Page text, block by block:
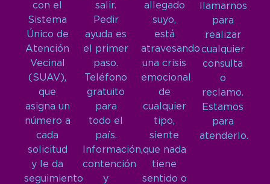
con el
Sistema
Único de
Atención
Vecinal
(SUAV),
que
asigna un
número a
cada
solicitud
y le da
seguimiento
salir.
Pedir
ayuda es
el primer
paso.
Teléfono
gratuito
para
todo el
país.
Información,
contención
y
allegado
suyo,
está
atravesando
una crisis
emocional
de
cualquier
tipo,
siente
que nada
tiene
sentido o
llamarnos
para
realizar
cualquier
consulta
o
reclamo.
Estamos
para
atenderlo.